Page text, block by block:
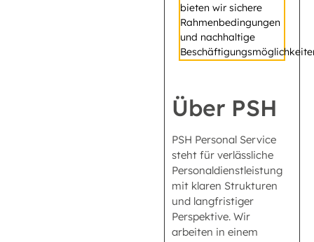
bieten wir sichere
Rahmenbedingungen
und nachhaltige
Über PSH
PSH Personal Service
steht für verlässliche
Personaldienstleistung
mit klaren Strukturen
und langfristiger
Perspektive. Wir
arbeiten in einem